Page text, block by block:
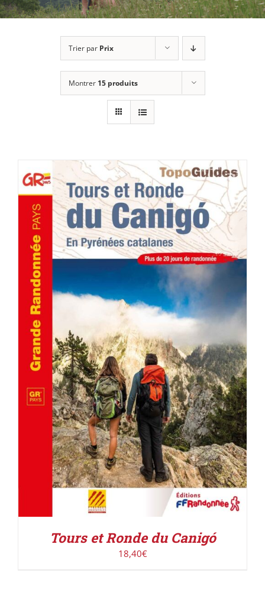
Trier par Prix
Montrer 15 produits
AJOUTER AU PANIER / DÉTAILS
Tours et Ronde du Canigó
18,40€